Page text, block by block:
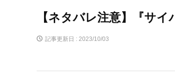
【ネタバレ注意】『サ
記事更新日 : 2023/10/03